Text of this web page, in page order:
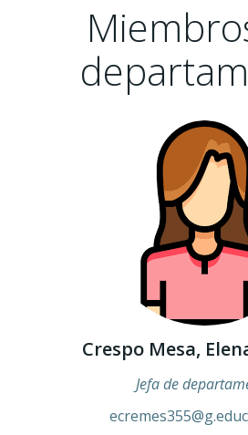
Crespo Mesa,
Jefa de
ecremes355